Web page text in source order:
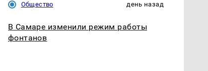
Общество день назад
В Самаре изменили режим работы
фонтанов